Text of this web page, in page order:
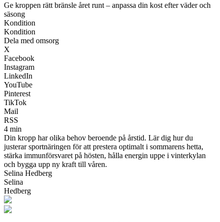
Ge kroppen rätt bränsle året runt – anpassa din kost efter väder och
säsong
Kondition
Kondition
Dela med omsorg
X
Facebook
Instagram
LinkedIn
YouTube
Pinterest
TikTok
Mail
RSS
4 min
Din kropp har olika behov beroende på årstid. Lär dig hur du
justerar sportnäringen för att prestera optimalt i sommarens hetta,
stärka immunförsvaret på hösten, hålla energin uppe i vinterkylan
och bygga upp ny kraft till våren.
Selina Hedberg
Selina
Hedberg